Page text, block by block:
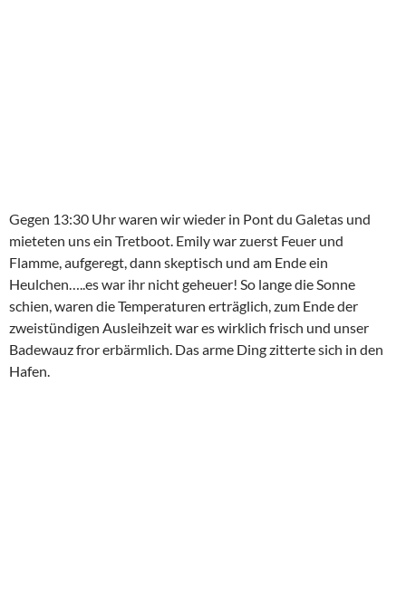
Gegen 13:30 Uhr waren wir wieder in Pont du Galetas und
mieteten uns ein Tretboot. Emily war zuerst Feuer und
Flamme, aufgeregt, dann skeptisch und am Ende ein
Heulchen…..es war ihr nicht geheuer! So lange die Sonne
schien, waren die Temperaturen erträglich, zum Ende der
zweistündigen Ausleihzeit war es wirklich frisch und unser
Badewauz fror erbärmlich. Das arme Ding zitterte sich in den
Hafen.